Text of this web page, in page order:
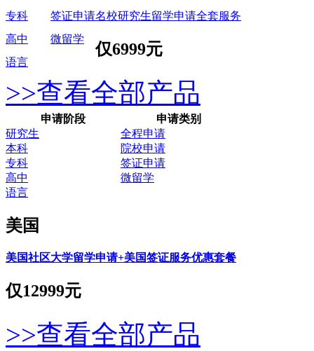
名校研究生留学申请全套服务
仅6999元
专科
签证申请
高中
微留学
语言
>>查看全部产品
申请阶段
申请类别
研究生
全程申请
本科
院校申请
专科
签证申请
高中
微留学
语言
美国
美国社区大学留学申请+美国签证服务优惠套餐
仅12999元
>>查看全部产品